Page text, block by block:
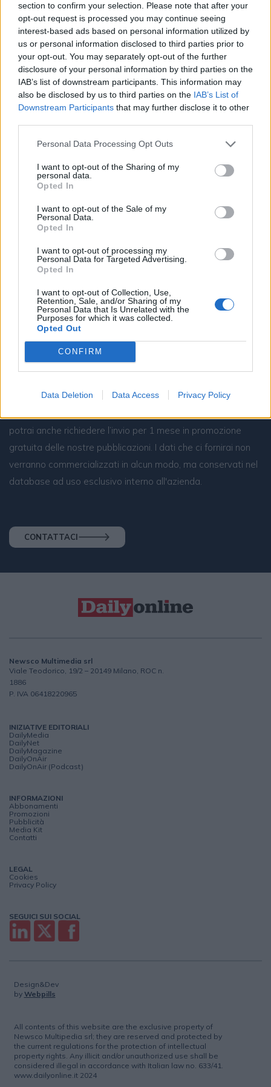
section to confirm your selection. Please note that after your
opt-out request is processed you may continue seeing
interest-based ads based on personal information utilized by
us or personal information disclosed to third parties prior to
your opt-out. You may separately opt-out of the further
disclosure of your personal information by third parties on the
IAB’s list of downstream participants. This information may
also be disclosed by us to third parties on the IAB’s List of
Downstream Participants that may further disclose it to other
Personal Data Processing Opt Outs
I want to opt-out of the Sharing of my
personal data.
Opted In
I want to opt-out of the Sale of my
Personal Data.
Opted In
I want to opt-out of processing my
Personal Data for Targeted Advertising.
Opted In
I want to opt-out of Collection, Use,
Retention, Sale, and/or Sharing of my
Personal Data that Is Unrelated with the
Purposes for which it was collected.
Opted Out
CONFIRM
Data Deletion Data Access Privacy Policy
Directors Club Italiano), IAB Italia
(Interactive Advertising Bureau Italia), UNA
(Aziende della Comunicazione Unite) e
UPA (Utenti Pubblicità Associati).
LINK AL
SITO
AGGIUNGI AL TUO
CALENDARIO
DailyMedia
Dal 1990 è il quotidiano digitale in
dell’adv, del marketing, del media business. La
platea dei lettori comprende aziende, agenzie e
mondo della comunicazione. Dati, ricerche,
campagne, brand, incarichi, gare, nomine, sono le
news che vengono trattate con la nota
competenza dalla redazione.
ABBONATI
Resta connesso
potrai anche richiedere l’invio per 1 mese in promozione
gratuita delle nostre pubblicazioni. I dati che ci fornirai non
verranno commercializzati in alcun modo, ma conservati nel
database ad uso esclusivo interno all'azienda.
CONTATTACI
Newsco Multimedia srl
Viale Teodorico, 19/2 – 20149 Milano, ROC n.
1886
P. IVA 06418220965
INIZIATIVE EDITORIALI
DailyMedia
DailyNet
DailyMagazine
DailyOnAir
DailyOnAir (Podcast)
INFORMAZIONI
Abbonamenti
Promozioni
Pubblicità
Media Kit
Contatti
LEGAL
Cookies
Privacy Policy
SEGUICI SUI SOCIAL
Design&Dev
by Webpills
All contents of this website are the exclusive property of
Newsco Multipedia srl; they are reserved and protected by
the current regulations for the protection of intellectual
property rights. Any illicit and/or unauthorized use shall be
considered illegal in accordance with Italian law no. 633/41.
www.dailyonline.it 2024